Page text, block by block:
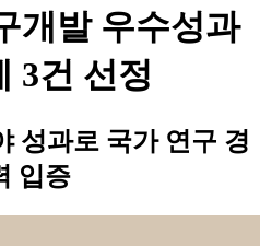
개발 우수성과
3건 선정
성과로 국가 연구 경
입증